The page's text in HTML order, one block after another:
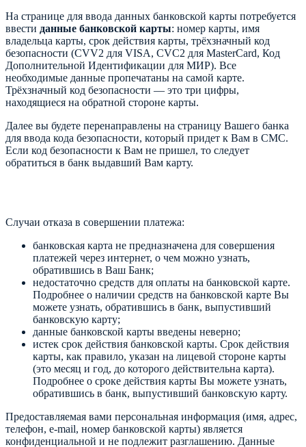
На странице для ввода данных банковской карты потребуется
ввести данные банковской карты: номер карты, имя
владельца карты, срок действия карты, трёхзначный код
безопасности (CVV2 для VISA, CVC2 для MasterCard, Код
Дополнительной Идентификации для МИР). Все
необходимые данные пропечатаны на самой карте.
Трёхзначный код безопасности — это три цифры,
находящиеся на обратной стороне карты.
Далее вы будете перенаправлены на страницу Вашего банка
для ввода кода безопасности, который придет к Вам в СМС.
Если код безопасности к Вам не пришел, то следует
обратиться в банк выдавший Вам карту.
Случаи отказа в совершении платежа:
банковская карта не предназначена для совершения
платежей через интернет, о чем можно узнать,
обратившись в Ваш Банк;
недостаточно средств для оплаты на банковской карте.
Подробнее о наличии средств на банковской карте Вы
можете узнать, обратившись в банк, выпустивший
банковскую карту;
данные банковской карты введены неверно;
истек срок действия банковской карты. Срок действия
карты, как правило, указан на лицевой стороне карты
(это месяц и год, до которого действительна карта).
Подробнее о сроке действия карты Вы можете узнать,
обратившись в банк, выпустивший банковскую карту.
Предоставляемая вами персональная информация (имя, адрес,
телефон, e-mail, номер банковской карты) является
конфиденциальной и не подлежит разглашению. Данные